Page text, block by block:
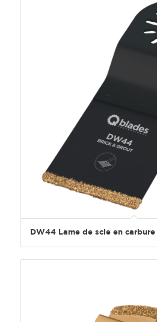
DW44 Lame de scie en